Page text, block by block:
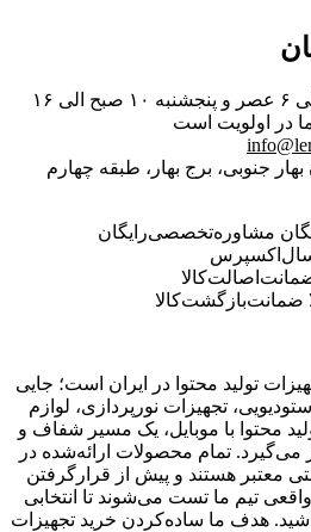
شنبه تا چهارشنبه ۱۰ صبح الی ۶ عصر و پنجشنبه ۱۰ صبح الی ۱۶
در اولویت است
بهار جنوبی، برج بهار، طبقه چهارم
مشاوره‌تخصصی‌رایگان
ضمانت‌بازگشت‌کالا
تولید محتوا در ایران است؛ جایی
تجهیزات نورپردازی، لوازم
محتوا با موبایل، یک مسیر شفاف و
تمام محصولات ارائه‌شده در
معتبر هستند و پیش از قرارگرفتن
تیم ما تست می‌شوند تا انتخابی
هدف ما ساده‌کردن خرید تجهیزات